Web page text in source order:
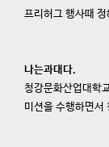
프리허그 행사때
나는과대다.
청강문화산업대학
미션을 수행하면서